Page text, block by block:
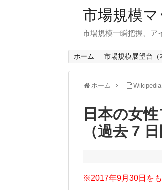
市場規模マ
市場規模一瞬把握、ア
ホーム 市場規模展望台（
ホーム
日本の女
（過去 7 日
※2017年9月30日をも